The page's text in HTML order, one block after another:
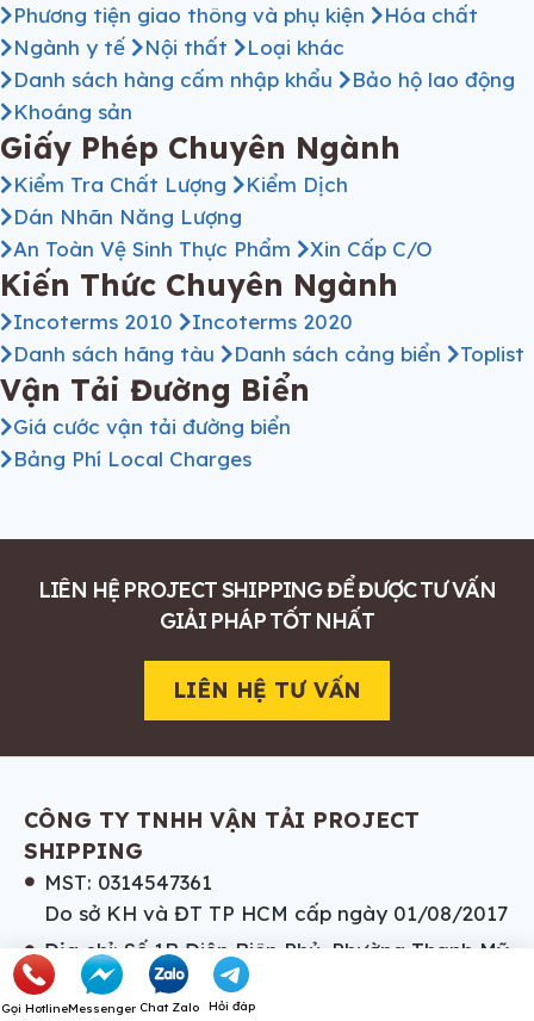
Phương tiện giao thông và phụ kiện
Hóa chất
Ngành y tế
Nội thất
Loại khác
Danh sách hàng cấm nhập khẩu
Bảo hộ lao động
Khoáng sản
Giấy Phép Chuyên Ngành
Kiểm Tra Chất Lượng
Kiểm Dịch
Dán Nhãn Năng Lượng
An Toàn Vệ Sinh Thực Phẩm
Xin Cấp C/O
Kiến Thức Chuyên Ngành
Incoterms 2010
Incoterms 2020
Danh sách hãng tàu
Danh sách cảng biển Toplist
Vận Tải Đường Biển
Giá cước vận tải đường biển
Bảng Phí Local Charges
LIÊN HỆ PROJECT SHIPPING ĐỂ ĐƯỢC TƯ VẤN
GIẢI PHÁP TỐT NHẤT
LIÊN HỆ TƯ VẤN
CÔNG TY TNHH VẬN TẢI PROJECT
SHIPPING
MST: 0314547361
Do sở KH và ĐT TP HCM cấp ngày 01/08/2017
Địa chỉ: Số 1B Điện Biên Phủ, Phường Thạnh Mỹ
Tây, Thành phố Hồ Chí Minh, Việt Nam
Gọi HotlineMessenger Chat Zalo Hỏi đáp